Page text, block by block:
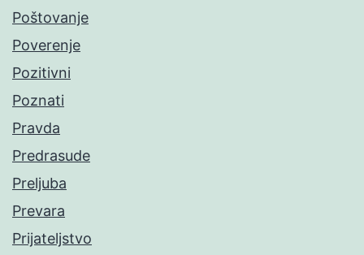
Poštovanje
Poverenje
Pozitivni
Poznati
Pravda
Predrasude
Preljuba
Prevara
Prijateljstvo